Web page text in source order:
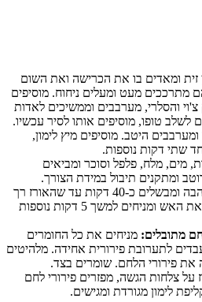
ומאדים בו את הכרישה ואת השום
עד שהם מתרככים מעט ומעלים ניחוח. מוסיפים
והסלרי, מערבבים וממשיכים לאדות
היטב. מוסיפים מיץ לימון,
שתי דקות נוספות.
מים, מלח, פלפל וסוכר ומביאים
ומתקנים תיבול במידת הצורך.
מכסים, מנמיכים את הלהבה ומבשלים כ-40 דקות עד שהאורז רך
והנוזלים נספגים. מכבים את האש ומניחים למשך 5 דקות נוספות
מתובלים: מניחים את כל החומרים
לתערובת פירורית אחידה. מלהיטים
את פירורי הלחם. שומרים בצד.
על צלחות הגשה, מפזרים פירורי לחם
לימון מגורדת ומגישים.